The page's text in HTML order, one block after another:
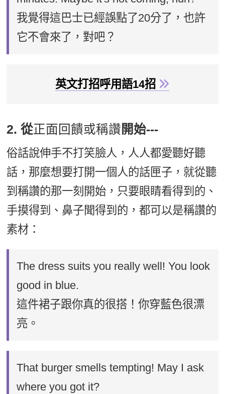
我覺得這巴士已經誤點了20分了，也許
它不會來了，對吧？
英文打招呼用語14招
2. 從正面回饋或稱讚 開始---
俗話說伸手不打笑臉人，人人都愛聽好聽
話，那麼想要打開一個人的話匣子，就從聽
到稱讚的那一刻開始，只要眼睛看得到的、
手摸得到、鼻子聞得到的，都可以是稱讚的
素材：
The dress suits you really well! You look
good in blue.
這件裙子跟你真的很搭！你穿藍色很漂
亮。
That burger smells tempting! May I ask
where you got it?